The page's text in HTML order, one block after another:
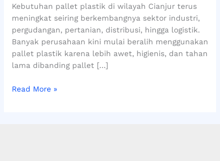
Kebutuhan pallet plastik di wilayah Cianjur terus
meningkat seiring berkembangnya sektor industri,
pergudangan, pertanian, distribusi, hingga logistik.
Banyak perusahaan kini mulai beralih menggunakan
pallet plastik karena lebih awet, higienis, dan tahan
lama dibanding pallet […]
Read More »